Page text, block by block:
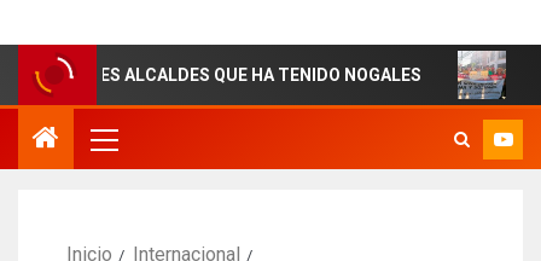
ALCALDES QUE HA TENIDO NOGALES ¡AGUAS
Inicio
Internacional